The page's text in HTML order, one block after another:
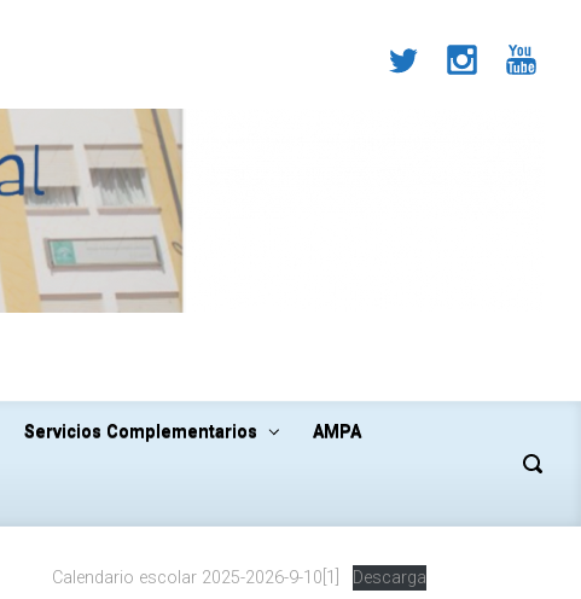
Servicios Complementarios AMPA
Calendario escolar 2025-2026-9-10[1] Descarga